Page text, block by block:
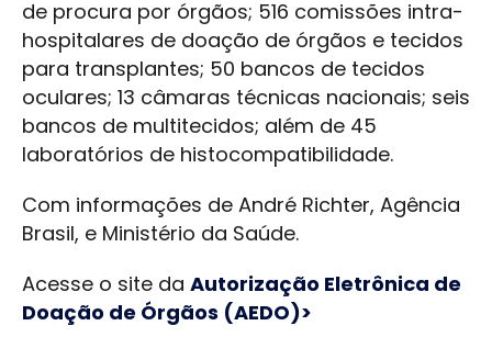
de procura por órgãos; 516 comissões intra-
hospitalares de doação de órgãos e tecidos
para transplantes; 50 bancos de tecidos
oculares; 13 câmaras técnicas nacionais; seis
bancos de multitecidos; além de 45
laboratórios de histocompatibilidade.
Com informações de André Richter, Agência
Brasil, e Ministério da Saúde.
Acesse o site da Autorização Eletrônica de
Doação de Órgãos (AEDO)>